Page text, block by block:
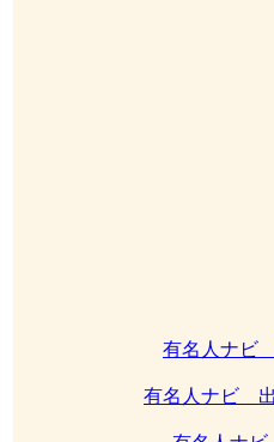
有名人ナビ
有名人ナビ